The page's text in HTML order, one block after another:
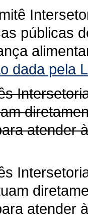
públicas
dada pela
atender
atender